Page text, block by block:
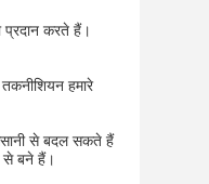
प्रदान करते हैं।
हमारे
से बदल सकते हैं
से बने हैं।